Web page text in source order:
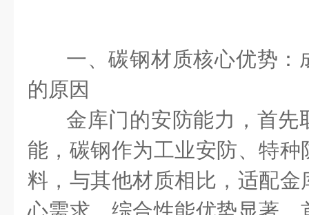
一、碳钢材质核心优势：
的原因
金库门的安防能力，首先
能，碳钢作为工业安防、特
料，与其他材质相比，适配